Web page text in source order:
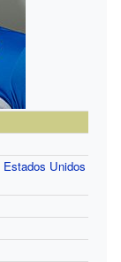
Estados Unidos